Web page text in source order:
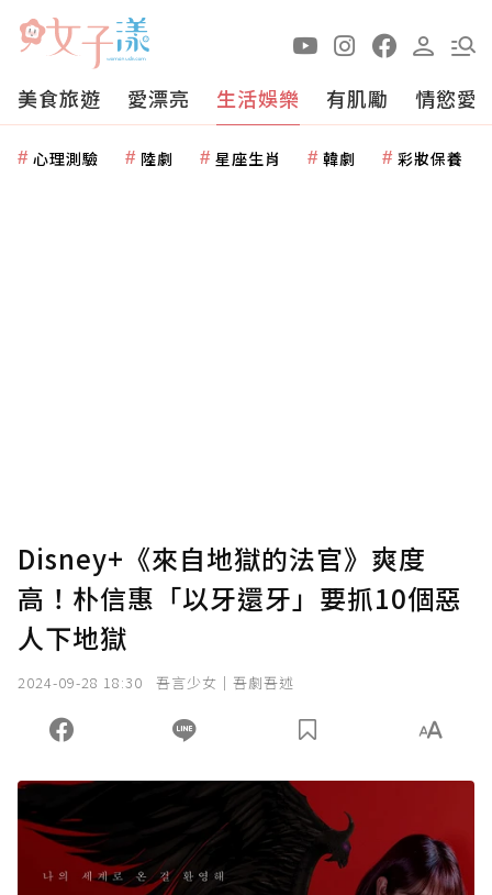
美食旅遊 愛漂亮 生活娛樂 有肌勵 情慾愛
心理測驗 陸劇 星座生肖 韓劇 彩妝保養
Disney+《來自地獄的法官》爽度
高！朴信惠「以牙還牙」要抓10個惡
人下地獄
2024-09-28 18:30 吾言少女｜吾劇吾述